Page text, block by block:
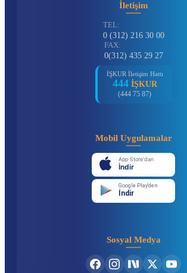
İletişim
TEL:
0 (312) 216 30 00
FAX:
0(312) 435 29 27
İŞKUR İletişim Hattı
444 İŞKUR
(444 75 87)
Mobil Uygulamalar
App Store'dan
İndir
Google Play'den
İndir
Sosyal Medya